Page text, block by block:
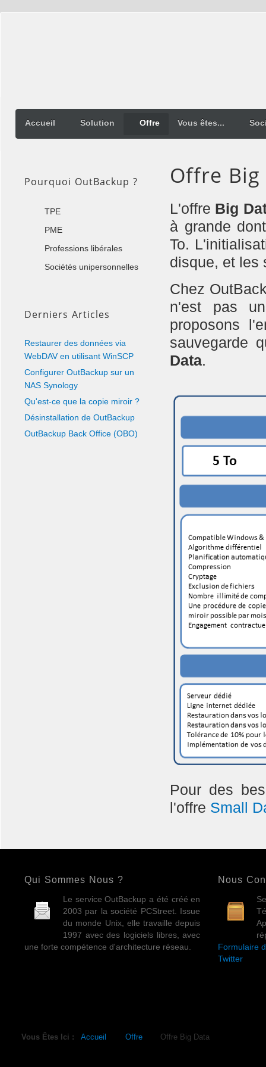
Accueil Solution Offre Vous êtes...
Offre
L'offre Big
à grande
To.
disque, et les
Chez
n'est pas
proposons
sauvegarde
Data.
Pour des
l'offre Small
Pourquoi OutBackup ?
TPE
PME
Professions libérales
Sociétés unipersonnelles
Derniers Articles
Restaurer des données via
WebDAV en utilisant WinSCP
Configurer OutBackup sur un
NAS Synology
Qu'est-ce que la copie miroir ?
Désinstallation de OutBackup
OutBackup Back Office (OBO)
Qui Sommes Nous ?
Le service OutBackup a été créé en
2003 par la société PCStreet. Issue
du monde Unix, elle travaille depuis
1997 avec des logiciels libres, avec
une forte compétence d'architecture réseau.
Nous
Formulaire
Twitter
Vous Êtes Ici : Accueil Offre Offre Big Data